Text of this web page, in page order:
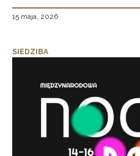
15 maja, 2026
SIEDZIBA